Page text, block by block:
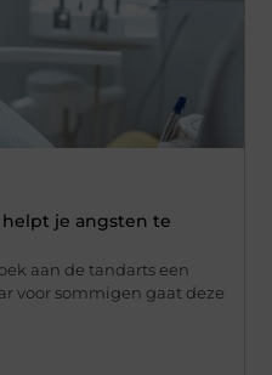
je angsten te
aan de tandarts een
voor sommigen gaat deze